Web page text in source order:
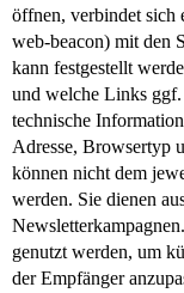
öffnen, verbindet sich
web-beacon) mit den
kann festgestellt
und welche Links
technische
Adresse, Browsertyp
können nicht dem
werden. Sie dienen
genutzt werden, um
der Empfänger